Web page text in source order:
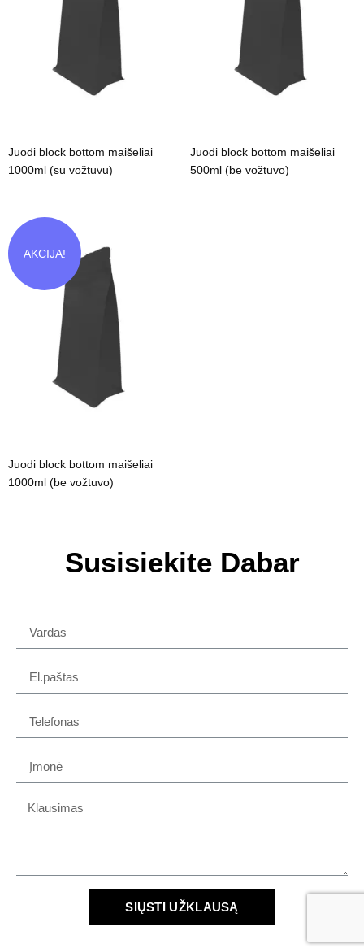
Juodi block bottom maišeliai
1000ml (su vožtuvu)
Juodi block bottom maišeliai
500ml (be vožtuvo)
AKCIJA!
Juodi block bottom maišeliai
1000ml (be vožtuvo)
Susisiekite Dabar
SIŲSTI UŽKLAUSĄ